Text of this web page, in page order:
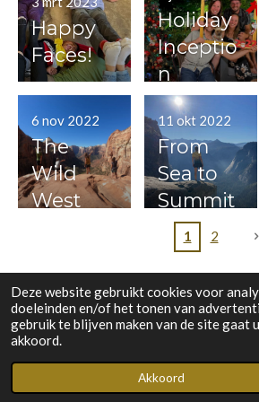
Deze website gebruikt cookies voor
doeleinden en/of het tonen van
gebruik te blijven maken van de site gaat
akkoord.
Akkoord
Happy
Faces!
Holiday
Inceptio
n
The
Wild
West
6 nov 2022
From
Sea to
Summit
11 okt 2022
1 2
© 2022 - 2026 AdvenGure